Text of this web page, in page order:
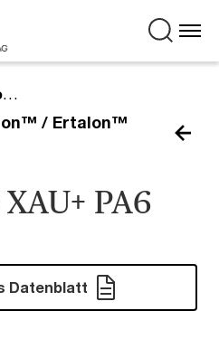
/ Ertalon™
PA6
Datenblatt